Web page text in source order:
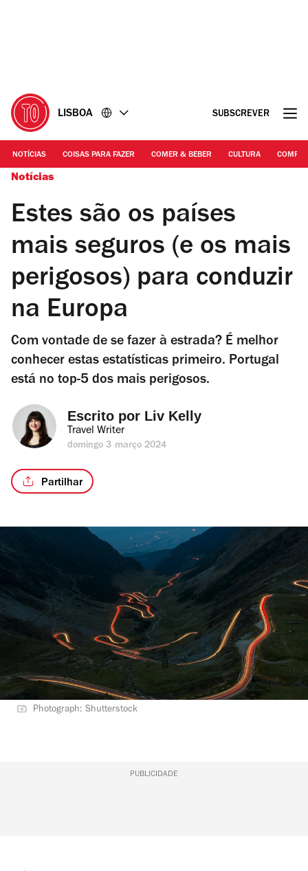
LISBOA SUBSCREVER
NOTÍCIAS COISAS PARA FAZER COMER & BEBER CULTURA
Notícias
Estes são os países
mais seguros (e os mais
perigosos) para conduzir
na Europa
Com vontade de se fazer à estrada? É melhor
conhecer estas estatísticas primeiro. Portugal
está no top-5 dos mais perigosos.
Escrito por Liv Kelly
Travel Writer
domingo 3 março 2024
Partilhar
Photograph: Shutterstock
PUBLICIDADE